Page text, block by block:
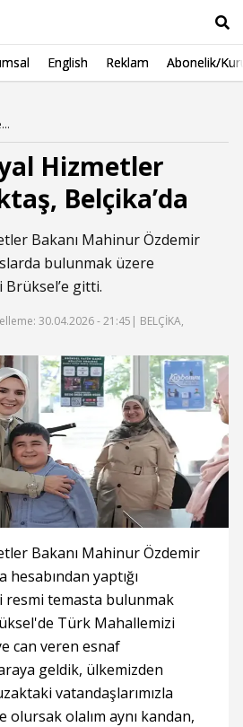
English Reklam Abonelik/
Dünya Haberleri
Hizmetler
Belçika’da
Bakanı Mahinur Özdemir
bulunmak üzere
Brüksel’e gitti.
30.04.2026 - 21:45 | BELÇİKA,
Bakanı Mahinur Özdemir
yaptığı
resmi temasta bulunmak
Türk Mahallemizi
can veren esnaf
geldik, ülkemizden
vatandaşlarımızla
olalım aynı kandan,